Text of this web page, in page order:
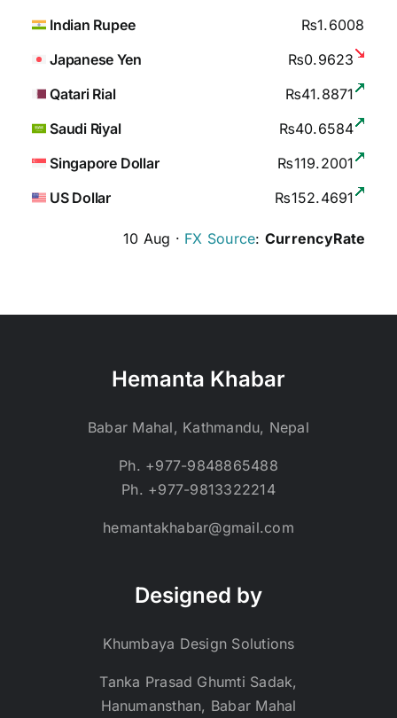
Indian Rupee
₨1.6008
Japanese Yen
₨0.9623
Qatari Rial
₨41.8871
Saudi Riyal
₨40.6584
Singapore Dollar
₨119.2001
US Dollar
₨152.4691
10 Aug · FX Source: CurrencyRate
Hemanta Khabar
Babar Mahal, Kathmandu, Nepal
Ph. +977-9848865488
Ph. +977-9813322214
hemantakhabar@gmail.com
Designed by
Khumbaya Design Solutions
Tanka Prasad Ghumti Sadak,
Hanumansthan, Babar Mahal